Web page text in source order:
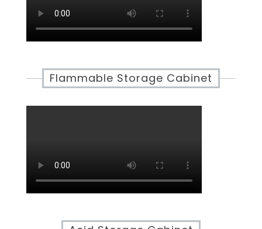
Flammable Storage Cabinet